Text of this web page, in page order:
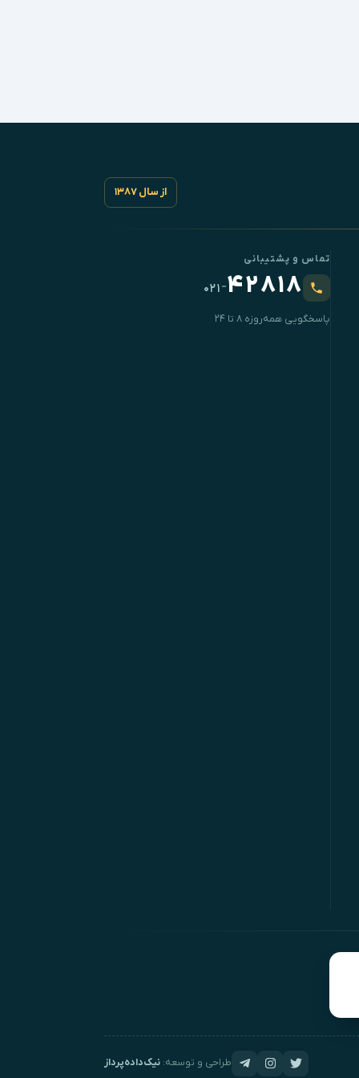
از سال ۱۳۸۷
تماس و پشتیبانی
۴۲۸۱۸-۰۲۱
پاسخگویی همه‌روزه ۸ تا ۲۴
طراحی و توسعه: نیک‌داده‌پرداز